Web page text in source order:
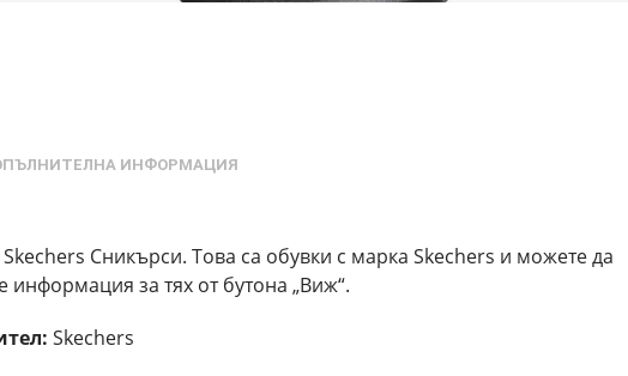
ИНФОРМАЦИЯ
Сникърси. Това са обувки с марка Skechers и можете да
информация за тях от бутона „Виж“.
Skechers